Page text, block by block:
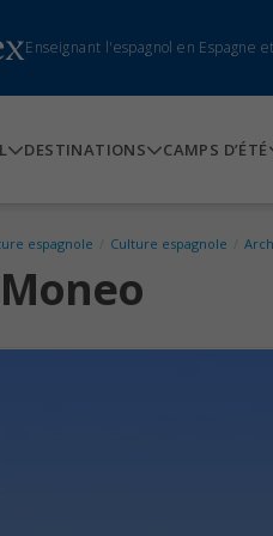
Enseignant l'espagnol en Espagne
DESTINATIONS CAMPS D’ÉTÉ
espagnole Culture espagnole